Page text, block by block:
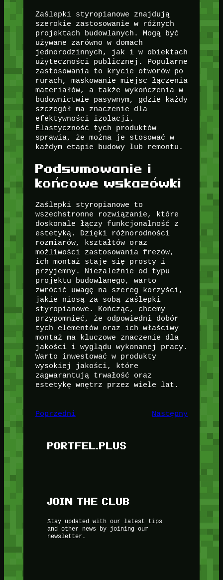
Zaślepki styropianowe znajdują
szerokie zastosowanie w różnych
projektach budowlanych. Mogą być
używane zarówno w domach
jednorodzinnych, jak i w obiektach
użyteczności publicznej. Popularne
zastosowania to krycie otworów po
rurach, maskowanie miejsc łączenia
materiałów, a także wykończenia w
budownictwie pasywnym, gdzie każdy
szczegół ma znaczenie dla
efektywności izolacji.
Elastyczność tych produktów
sprawia, że można je stosować w
każdym etapie budowy lub remontu.
Podsumowanie i
końcowe wskazówki
Zaślepki styropianowe to
wszechstronne rozwiązanie, które
doskonale łączy funkcjonalność z
estetyką. Dzięki różnorodności
rozmiarów, kształtów oraz
możliwości zastosowania frezów,
ich montaż staje się prosty i
przyjemny. Niezależnie od typu
projektu budowlanego, warto
zwrócić uwagę na szereg korzyści,
jakie niosą za sobą zaślepki
styropianowe. Kończąc, chcemy
przypomnieć, że odpowiedni dobór
tych elementów oraz ich właściwy
montaż ma kluczowe znaczenie dla
jakości i wyglądu wykonanej pracy.
Warto inwestować w produkty
wysokiej jakości, które
zagwarantują trwałość oraz
estetykę wnętrz przez wiele lat.
Poprzedni Następny
PORTFEL.PLUS
JOIN THE CLUB
Stay updated with our latest tips
and other news by joining our
newsletter.